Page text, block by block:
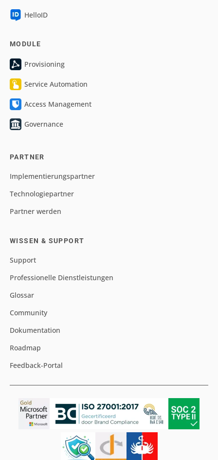
HelloID
MODULE
Provisioning
Service Automation
Access Management
Governance
PARTNER
Implementierungspartner
Technologiepartner
Partner werden
WISSEN & SUPPORT
Support
Professionelle Dienstleistungen
Glossar
Community
Dokumentation
Roadmap
Feedback-Portal